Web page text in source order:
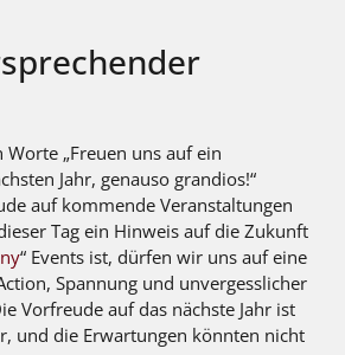
„Freuen uns auf ein
Jahr, genauso grandios!“
auf kommende Veranstaltungen
Tag ein Hinweis auf die Zukunft
“ Events ist, dürfen wir uns auf eine
Spannung und unvergesslicher
Vorfreude auf das nächste Jahr ist
und die Erwartungen könnten nicht